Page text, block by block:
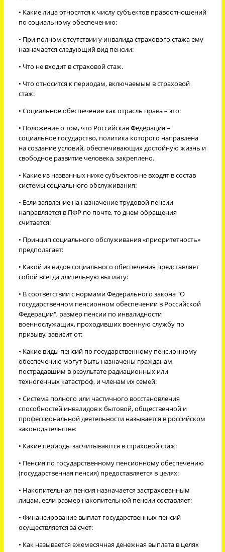
• Какие лица относятся к числу субъектов правоотношений
по социальному обеспечению:
• При полном отсутствии у инвалида страхового стажа ему
назначается следующий вид пенсии:
• Что не входит в страховой стаж.
• Что относится к периодам, включаемым в страховой
стаж:
• Социальное обеспечение как отрасль права – это:
• Положение о том, что Российская Федерация –
социальное государство, политика которого направлена
на создание условий, обеспечивающих достойную жизнь и
свободное развитие человека, закреплено.
• Какие из названных ниже субъектов не входят в состав
системы социального обслуживания:
• Если заявление на назначение трудовой пенсии
направляется в ПФР по почте, то днем обращения
считается:
• Принцип социального обслуживания «приоритетность»
предполагает:
• Какой из видов социального обеспечения представляет
собой всегда длительную выплату:
• В соответствии с нормами Федерального закона "О
государственном пенсионном обеспечении в Российской
Федерации", размер пенсии по инвалидности
военнослужащих, проходивших военную службу по
призыву, зависит от:
• Какие виды пенсий по государственному пенсионному
обеспечению могут быть назначены гражданам,
пострадавшим в результате радиационных или
техногенных катастроф, и членам их семей:
• Система полного или частичного восстановления
способностей инвалидов к бытовой, общественной и
профессиональной деятельности называется в российском
законодательстве:
• Какие периоды засчитываются в страховой стаж:
• Пенсия по государственному пенсионному обеспечению
(государственная пенсия) предоставляется в целях:
• Накопительная пенсия назначается застрахованным
лицам, если размер накопительной пенсии составляет:
• Финансирование выплат государственных пенсий
осуществляется за счет:
• Как называется ежемесячная денежная выплата в целях